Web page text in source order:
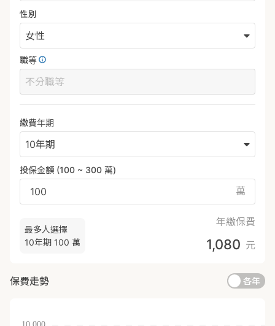
性別
女性
職等
不分職等
繳費年期
10年期
投保金額 (100 ~ 300 萬)
萬
最多人選擇
10年期 100 萬
年繳保費
1,080 元
保費走勢 各年